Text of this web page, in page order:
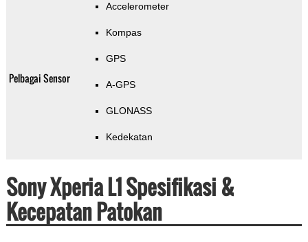
Pelbagai Sensor
Accelerometer
Kompas
GPS
A-GPS
GLONASS
Kedekatan
Sony Xperia L1 Spesifikasi &
Kecepatan Patokan